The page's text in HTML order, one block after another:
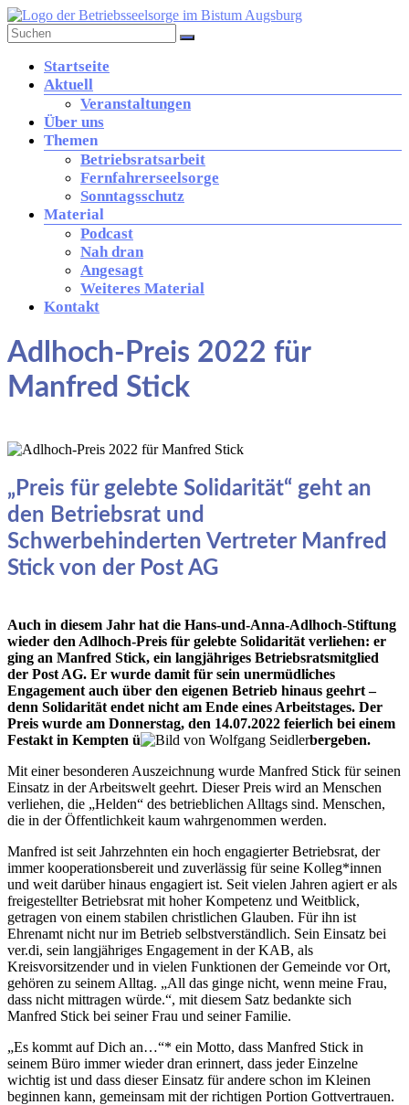
Zum
Inhalt
springen
der
Diözese
Augsburg
Kirche
Arbeitswelt
Menü
Startseite
Aktuell
Veranstaltungen
Über uns
Themen
Betriebsratsarbeit
Fernfahrerseelsorge
Sonntagsschutz
Material
Podcast
Nah dran
Angesagt
Weiteres Material
Kontakt
Adlhoch-Preis 2022 für
Manfred Stick
„Preis für gelebte Solidarität“ geht an
den Betriebsrat und
Schwerbehinderten Vertreter Manfred
Stick von der Post AG
Auch in diesem Jahr hat die Hans-und-Anna-Adlhoch-Stiftung
wieder den Adlhoch-Preis für gelebte Solidarität verliehen: er
ging an Manfred Stick, ein langjähriges Betriebsratsmitglied
der Post AG. Er wurde damit für sein unermüdliches
Engagement auch über den eigenen Betrieb hinaus geehrt –
denn Solidarität endet nicht am Ende eines Arbeitstages. Der
Preis wurde am Donnerstag, den 14.07.2022 feierlich bei einem
Festakt in Kempten ü
bergeben.
Mit einer besonderen Auszeichnung wurde Manfred Stick für seinen
Einsatz in der Arbeitswelt geehrt. Dieser Preis wird an Menschen
verliehen, die „Helden“ des betrieblichen Alltags sind. Menschen,
die in der Öffentlichkeit kaum wahrgenommen werden.
Manfred ist seit Jahrzehnten ein hoch engagierter Betriebsrat, der
immer kooperationsbereit und zuverlässig für seine Kolleg*innen
und weit darüber hinaus engagiert ist. Seit vielen Jahren agiert er als
freigestellter Betriebsrat mit hoher Kompetenz und Weitblick,
getragen von einem stabilen christlichen Glauben. Für ihn ist
Ehrenamt nicht nur im Betrieb selbstverständlich. Sein Einsatz bei
ver.di, sein langjähriges Engagement in der KAB, als
Kreisvorsitzender und in vielen Funktionen der Gemeinde vor Ort,
gehören zu seinem Alltag. „All das ginge nicht, wenn meine Frau,
dass nicht mittragen würde.“, mit diesem Satz bedankte sich
Manfred Stick bei seiner Frau und seiner Familie.
„Es kommt auf Dich an…“* ein Motto, dass Manfred Stick in
seinem Büro immer wieder dran erinnert, dass jeder Einzelne
wichtig ist und dass dieser Einsatz für andere schon im Kleinen
beginnen kann, gemeinsam mit der richtigen Portion Gottvertrauen.